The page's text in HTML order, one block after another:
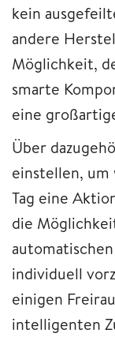
kein
andere
Möglichkeit,
smarte
eine
Über
einstellen, um
Tag eine
die
individuell
einigen
intelligenten